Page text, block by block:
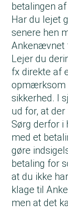
betalingen
Har du lejet
senere hen
Ankenævnet
Lejer du
fx direkte af
opmærksom
sikkerhed. I
ud for, at
Sørg derfor i
med et
gøre
betaling for
at du ikke
klage til
men at det